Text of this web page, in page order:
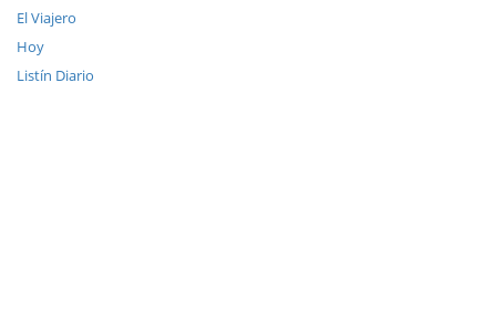
El Viajero
Hoy
Listín Diario